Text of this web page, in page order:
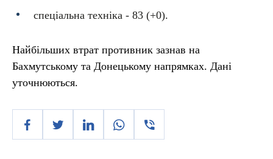
спеціальна техніка - 83 (+0).
Найбільших втрат противник зазнав на
Бахмутському та Донецькому напрямках. Дані
уточнюються.